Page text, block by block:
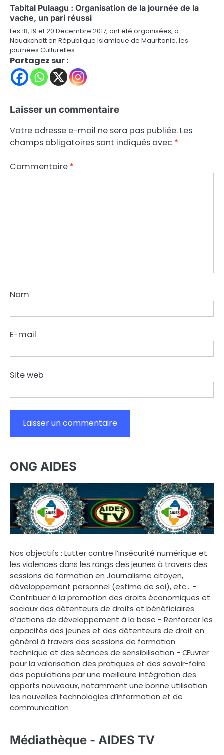
Tabital Pulaagu : Organisation de la journée de la
vache, un pari réussi
Les 18, 19 et 20 Décembre 2017, ont été organisées, à
Nouakchott en République Islamique de Mauritanie, les
journées Culturelles…
Partagez sur :
Laisser un commentaire
Votre adresse e-mail ne sera pas publiée. Les
champs obligatoires sont indiqués avec *
Commentaire *
Nom
E-mail
Site web
ONG AIDES
Nos objectifs : Lutter contre l’insécurité numérique et
les violences dans les rangs des jeunes à travers des
sessions de formation en Journalisme citoyen,
développement personnel (estime de soi), etc… -
Contribuer à la promotion des droits économiques et
sociaux des détenteurs de droits et bénéficiaires
d’actions de développement à la base - Renforcer les
capacités des jeunes et des détenteurs de droit en
général à travers des sessions de formation
technique et des séances de sensibilisation - Œuvrer
pour la valorisation des pratiques et des savoir-faire
des populations par une meilleure intégration des
apports nouveaux, notamment une bonne utilisation
les nouvelles technologies d’information et de
communication
Médiathèque - AIDES TV